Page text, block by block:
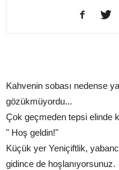
Kahvenin sobası nedense
gözükmüyordu...
Çok geçmeden tepsi elinde
" Hoş geldin!"
Küçük yer Yeniçiftlik,
gidince de hoşlanıyorsunuz.